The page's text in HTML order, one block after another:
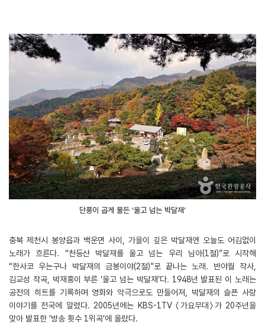
단풍이 곱게 물든 ‘울고 넘는 박달재’
충북 제천시 봉양읍과 백운면 사이, 가을이 깊은 박달재엔 오늘도 어김없이
노래가 흐른다. “천등산 박달재를 울고 넘는 우리 님아(1절)”로 시작해
“한사코 우는구나 박달재의 금봉이야(2절)”로 끝나는 노래. 반야월 작사,
김교성 작곡, 박재홍이 부른 ‘울고 넘는 박달재’다. 1948년 발표된 이 노래는
공전의 히트를 기록하며 영화와 악극으로도 만들어져, 박달재의 슬픈 사랑
이야기를 전국에 알렸다. 2005년에는 KBS-1TV 〈가요무대〉가 20주년을
맞아 발표한 ‘방송 횟수 1위곡’에 올랐다.